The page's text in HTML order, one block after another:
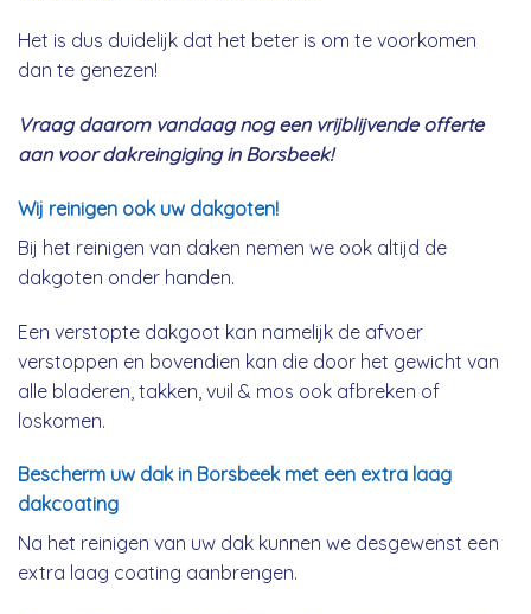
Het is dus duidelijk dat het beter is om te voorkomen
dan te genezen!
Vraag daarom vandaag nog een vrijblijvende offerte
aan voor dakreingiging in Borsbeek!
Wij reinigen ook uw dakgoten!
Bij het reinigen van daken nemen we ook altijd de
dakgoten onder handen.
Een verstopte dakgoot kan namelijk de afvoer
verstoppen en bovendien kan die door het gewicht van
alle bladeren, takken, vuil & mos ook afbreken of
loskomen.
Bescherm uw dak in Borsbeek met een extra laag
dakcoating
Na het reinigen van uw dak kunnen we desgewenst een
extra laag coating aanbrengen.